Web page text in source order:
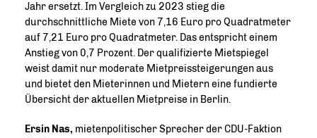
Jahr ersetzt. Im Vergleich zu 2023 stieg die
durchschnittliche Miete von 7,16 Euro pro Quadratmeter
auf 7,21 Euro pro Quadratmeter. Das entspricht einem
Anstieg von 0,7 Prozent. Der qualifizierte Mietspiegel
weist damit nur moderate Mietpreissteigerungen aus
und bietet den Mieterinnen und Mietern eine fundierte
Übersicht der aktuellen Mietpreise in Berlin.
Ersin Nas, mietenpolitischer Sprecher der CDU-Faktion